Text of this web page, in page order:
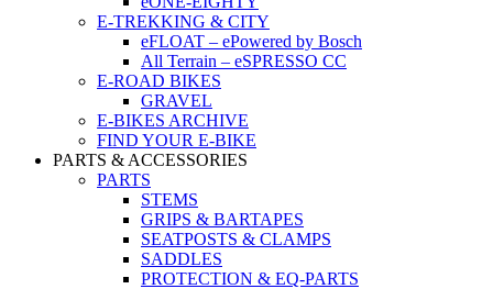
E-TREKKING & CITY
eFLOAT – ePowered by Bosch
All Terrain – eSPRESSO CC
E-ROAD BIKES
GRAVEL
E-BIKES ARCHIVE
FIND YOUR E-BIKE
PARTS & ACCESSORIES
PARTS
STEMS
GRIPS & BARTAPES
SEATPOSTS & CLAMPS
SADDLES
PROTECTION & EQ-PARTS